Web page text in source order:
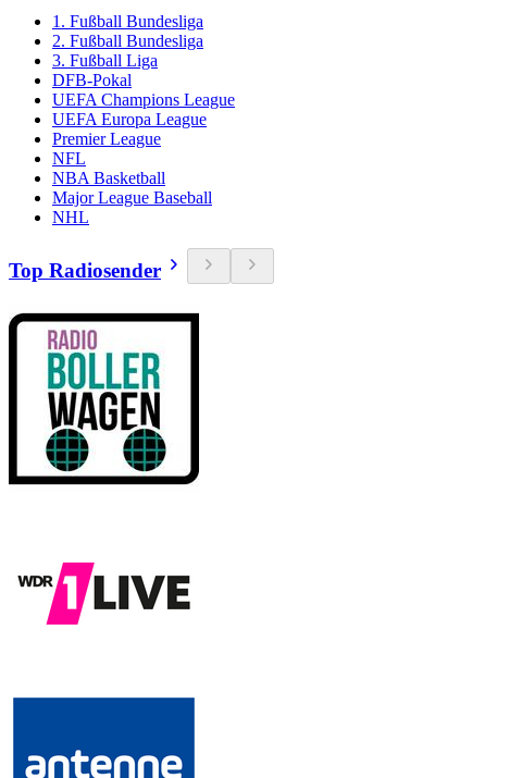
1. Fußball Bundesliga
2. Fußball Bundesliga
3. Fußball Liga
DFB-Pokal
UEFA Champions League
UEFA Europa League
Premier League
NFL
NBA Basketball
Major League Baseball
NHL
Top Radiosender